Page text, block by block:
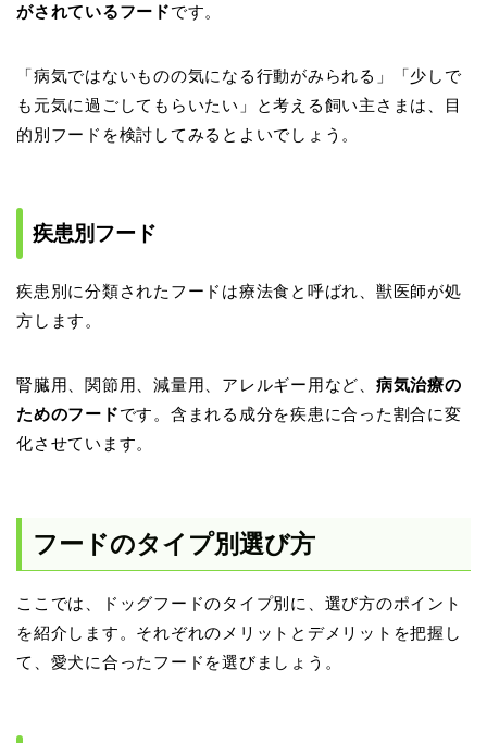
がされているフードです。
「病気ではないものの気になる行動がみられる」「少しで
も元気に過ごしてもらいたい」と考える飼い主さまは、目
的別フードを検討してみるとよいでしょう。
疾患別フード
疾患別に分類されたフードは療法食と呼ばれ、獣医師が処
方します。
腎臓用、関節用、減量用、アレルギー用など、 病気治療の
ためのフードです。含まれる成分を疾患に合った割合に変
化させています。
フードのタイプ別選び方
ここでは、ドッグフードのタイプ別に、選び方のポイント
を紹介します。それぞれのメリットとデメリットを把握し
て、愛犬に合ったフードを選びましょう。